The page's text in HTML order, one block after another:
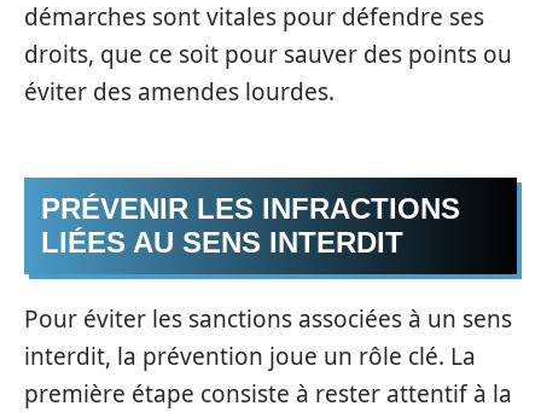
démarches sont vitales pour défendre ses
droits, que ce soit pour sauver des points ou
éviter des amendes lourdes.
PRÉVENIR LES INFRACTIONS
LIÉES AU SENS INTERDIT
Pour éviter les sanctions associées à un sens
interdit, la prévention joue un rôle clé. La
première étape consiste à rester attentif à la